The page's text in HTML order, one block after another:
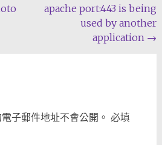
apache port:443 is being
used by another
application →
子郵件地址不會公開。 必填